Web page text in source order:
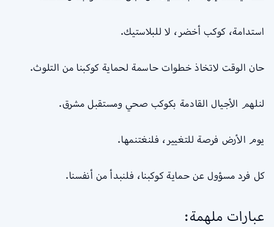
استدامة، كوكب أخضر، لا للبلاستيك.
حان الوقت لاتخاذ خطوات حاسمة لحماية كوكبنا من التلوث.
لنلهم الأجيال القادمة بكوكب صحي ومستقبل مشرق.
يوم الأرض فرصة للتغيير، فلنغتنمها.
كل فرد مسؤول عن حماية كوكبنا، فلنبدأ من أنفسنا.
عبارات ملهمة: